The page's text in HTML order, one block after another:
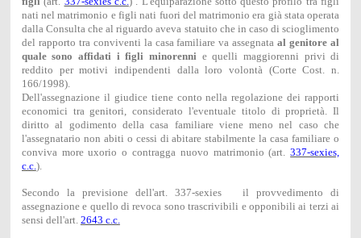
nati nel matrimonio e figli nati fuori del matrimonio era già stata operata
dalla Consulta che al riguardo aveva statuito che in caso di scioglimento
del rapporto tra conviventi la casa familiare va assegnataal genitore al
quale sono affidati i figli minorenni e quelli maggiorenni privi di
reddito per motivi indipendenti dalla loro volontà (Corte Cost. n.
166/1998).
Dell'assegnazione il giudice tiene conto nella regolazione dei rapporti
economici tra genitori, considerato l'eventuale titolo di proprietà. Il
diritto al godimento della casa familiare viene meno nel caso che
l'assegnatario non abiti o cessi di abitare stabilmente la casa familiare o
conviva more uxorio o contragga nuovo matrimonio (art.337-sexies,
c.c. ).
Secondo la previsione dell'art. 337-sexies il provvedimento di
assegnazione e quello di revoca sono trascrivibili e opponibili ai terzi ai
sensi dell'art. 2643 c.c.